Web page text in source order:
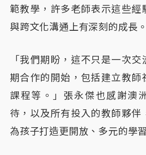
範教學，許多老師表示這些經
與跨文化溝通上有深刻的成長。
「我們期盼，這不只是一次
期合作的開始，包括建立教師
課程等。」張永傑也感謝澳
待，以及所有投入的教師夥伴
為孩子打造更開放、多元的學